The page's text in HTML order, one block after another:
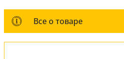
Все о товаре
Все о товаре